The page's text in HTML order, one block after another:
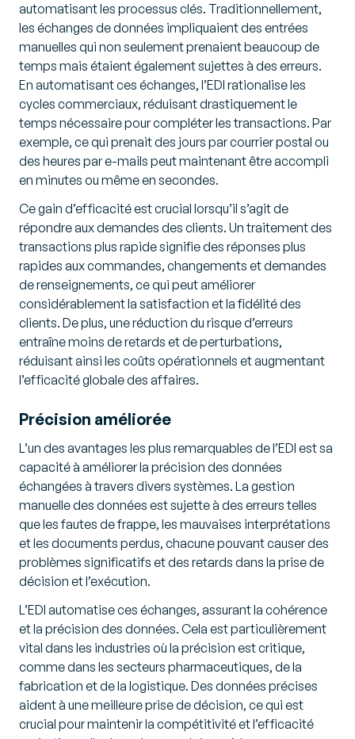
automatisant les processus clés. Traditionnellement,
les échanges de données impliquaient des entrées
manuelles qui non seulement prenaient beaucoup de
temps mais étaient également sujettes à des erreurs.
En automatisant ces échanges, l’EDI rationalise les
cycles commerciaux, réduisant drastiquement le
temps nécessaire pour compléter les transactions. Par
exemple, ce qui prenait des jours par courrier postal ou
des heures par e-mails peut maintenant être accompli
en minutes ou même en secondes.
Ce gain d’efficacité est crucial lorsqu’il s’agit de
répondre aux demandes des clients. Un traitement des
transactions plus rapide signifie des réponses plus
rapides aux commandes, changements et demandes
de renseignements, ce qui peut améliorer
considérablement la satisfaction et la fidélité des
clients. De plus, une réduction du risque d’erreurs
entraîne moins de retards et de perturbations,
réduisant ainsi les coûts opérationnels et augmentant
l’efficacité globale des affaires.
Précision améliorée
L’un des avantages les plus remarquables de l’EDI est sa
capacité à améliorer la précision des données
échangées à travers divers systèmes. La gestion
manuelle des données est sujette à des erreurs telles
que les fautes de frappe, les mauvaises interprétations
et les documents perdus, chacune pouvant causer des
problèmes significatifs et des retards dans la prise de
décision et l’exécution.
L’EDI automatise ces échanges, assurant la cohérence
et la précision des données. Cela est particulièrement
vital dans les industries où la précision est critique,
comme dans les secteurs pharmaceutiques, de la
fabrication et de la logistique. Des données précises
aident à une meilleure prise de décision, ce qui est
crucial pour maintenir la compétitivité et l’efficacité